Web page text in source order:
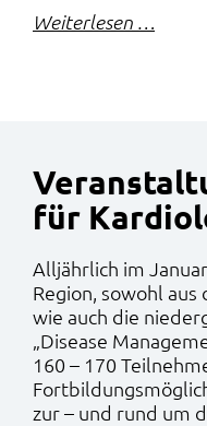
Weiterlesen …
für
Alljährlich im
Region, sowohl
wie auch die
„Disease
160 – 170
zur – und rund um